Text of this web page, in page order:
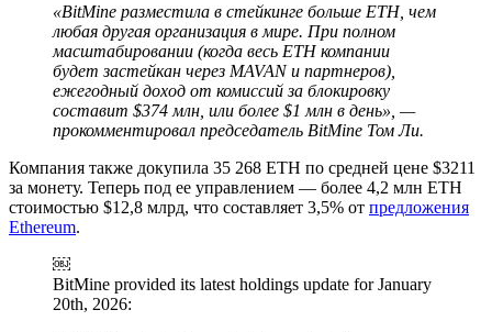
«BitMine разместила в стейкинге больше ETH, чем
любая другая организация в мире. При полном
масштабировании (когда весь ETH компании
будет застейкан через MAVANи партнеров),
ежегодный доход от комиссий за блокировку
составит $374 млн, или более $1 млн в день», —
прокомментировал председатель BitMine Том Ли.
Компания также докупила 35 268 ETH по средней цене $3211
за монету. Теперь под ее управлением — более 4,2 млн ETH
стоимостью $12,8 млрд, что составляет 3,5% от предложения
Ethereum.
￼
BitMine provided its latest holdings update for January
20th, 2026: